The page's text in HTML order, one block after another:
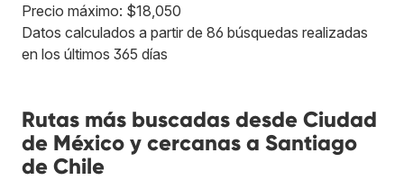
Precio máximo: $18,050
Datos calculados a partir de 86 búsquedas realizadas
en los últimos 365 días
Rutas más buscadas desde Ciudad
de México y cercanas a Santiago
de Chile